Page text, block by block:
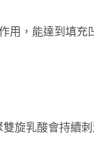
用，能達到填充
旋乳酸會持續